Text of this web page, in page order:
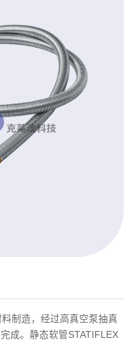
制造，经过高真空泵抽真
成。静态软管STATIFLEX